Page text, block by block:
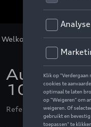
Welkom Voor u >F1
Audi F1
10
Referentie: